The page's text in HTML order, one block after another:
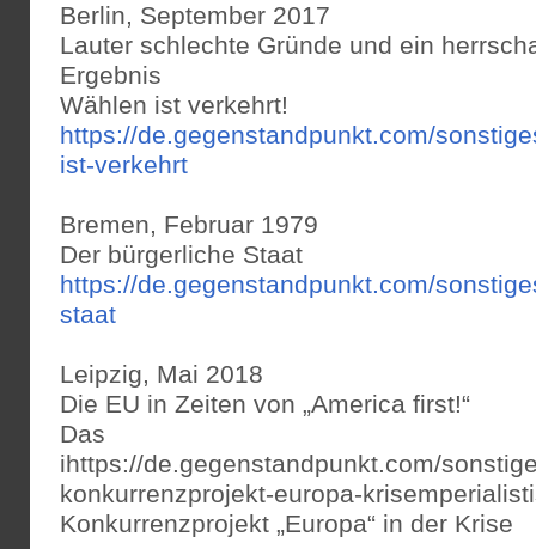
Berlin, September 2017
Lauter schlechte Gründe und ein
Ergebnis
Wählen ist verkehrt!
https://de.gegenstandpunkt.com/
ist-verkehrt
Bremen, Februar 1979
Der bürgerliche Staat
https://de.gegenstandpunkt.com/
staat
Leipzig, Mai 2018
Die EU in Zeiten von „America first!“
Das
ihttps://de.gegenstandpunkt.com/
konkurrenzprojekt-europa-
Konkurrenzprojekt „Europa“ in der Krise